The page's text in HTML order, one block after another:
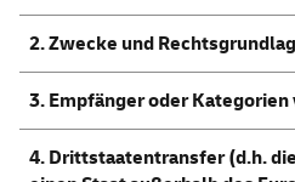
2. Zwecke und
3. Empfänger oder Kategorien
4. Drittstaatentransfer (d.h.